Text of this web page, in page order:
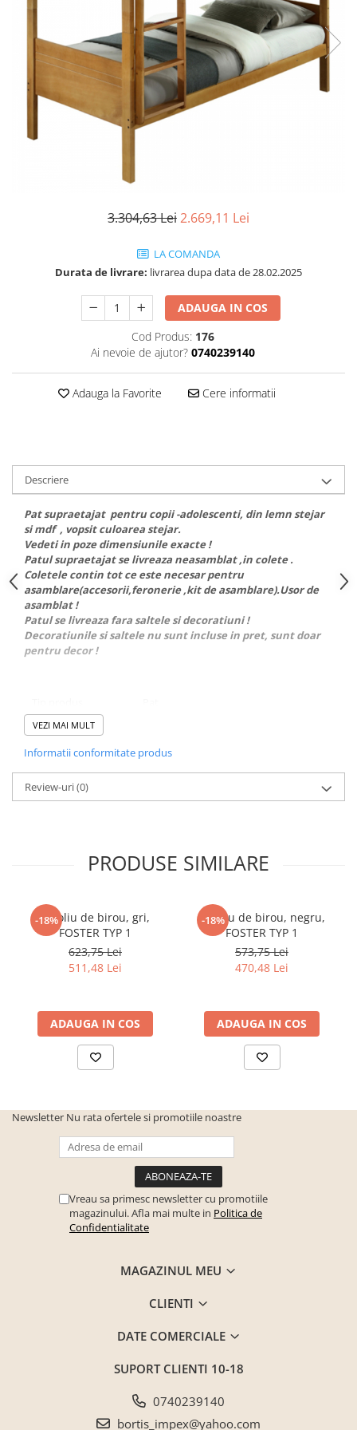
Seturi masa +scaune dining
Tabureti
Seturi dormitoare complete
Suporturi saltea/Somiere/Gratii
pentru pat
3.304,63 Lei2.669,11 Lei
LA COMANDA
Durata de livrare: livrarea dupa data de 28.02.2025
ADAUGA IN COS
Cod Produs: 176
Ai nevoie de ajutor? 0740239140
Adauga la Favorite Cere informatii
Descriere
Pat supraetajat pentru copii -adolescenti, din lemn stejar
si mdf , vopsit culoarea stejar.
Vedeti in poze dimensiunile exacte !
Patul supraetajat se livreaza neasamblat ,in colete .
Coletele contin tot ce este necesar pentru
asamblare(accesorii,feronerie ,kit de asamblare).Usor de
asamblat !
Patul se livreaza fara saltele si decoratiuni !
Decoratiunile si saltele nu sunt incluse in pret, sunt doar
pentru decor !
Pentru
Varsta
3 - 7 ani 9 - 10 ani 12 - 13 ani 14 - 15 ani
Copii 3 - 15 ani
Material
Lemn Lemn masiv MDF lacuit
Stare asamblare
Neasamblat
Caracteristici cheie
Asamblare usoara Se livreaza
DIMENSIUNI
Lungime
207 cm
95.7 cm
Bortis Impex
VEZI MAI MULT
Informatii conformitate produs
Review-uri(0)
PRODUSE SIMILARE
-18%
Fotoliu de birou, gri,
FOSTER TYP 1
623,75 Lei
511,48 Lei
ADAUGA IN COS
-18%
Fotoliu de birou, negru,
FOSTER TYP 1
573,75 Lei
470,48 Lei
ADAUGA IN COS
Newsletter Nu rata ofertele si promotiile noastre
Vreau sa primesc newsletter cu promotiile
magazinului. Afla mai multe in Politica de
Confidentialitate
MAGAZINUL MEU
CLIENTI
DATE COMERCIALE
SUPORT CLIENTI 10-18
0740239140
bortis_impex@yahoo.com